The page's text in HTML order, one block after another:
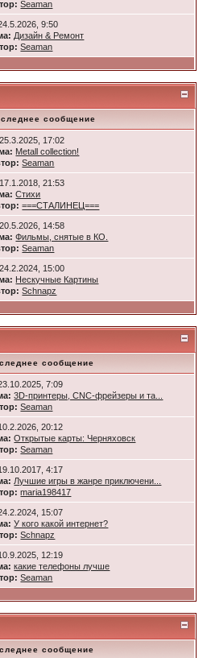
Seaman
9:50
Дизайн & Ремонт
Seaman
сообщение
25.3.2025, 17:02
Metall collection!
Seaman
17.1.2018, 21:53
Стихи
===СТАЛИНЕЦ===
20.5.2026, 14:58
Фильмы, снятые в КО.
Seaman
24.2.2024, 15:00
Нескучные Картины
Schnapz
сообщение
7:09
3D-принтеры, CNC-фрейзеры и та...
Seaman
20:12
Открытые карты: Черняховск
Seaman
4:17
Лучшие игры в жанре приключени...
maria198417
15:07
У кого какой интернет?
Schnapz
12:19
какие телефоны лучше
Seaman
сообщение